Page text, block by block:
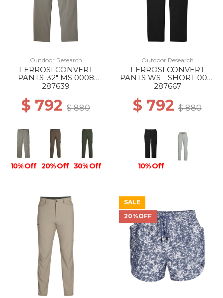
Outdoor Research
FERROSI CONVERT
PANTS-32" MS 0008
PEWTER
287639
$ 792 $ 880
10% Off 20% Off 30% Off
Outdoor Research
FERROSI CONVERT
PANTS WS - SHORT 0001
BLACK
287667
$ 792 $ 880
10% Off
SALE
20%OFF